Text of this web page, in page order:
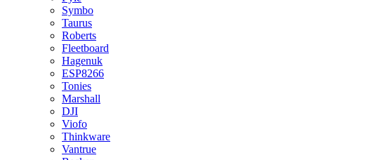
Symbo
Taurus
Roberts
Fleetboard
Hagenuk
ESP8266
Tonies
Marshall
DJI
Viofo
Thinkware
Vantrue